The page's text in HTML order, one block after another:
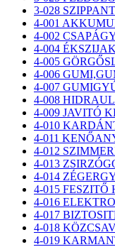
3-028
4-001
4-002
4-004 ÉKSZIJAK
4-005
4-006
4-007
4-008
4-009 JAVITÓ
4-010
4-011
4-012
4-013
4-014
4-015 FESZITŐ
4-016
4-017
4-018
4-019